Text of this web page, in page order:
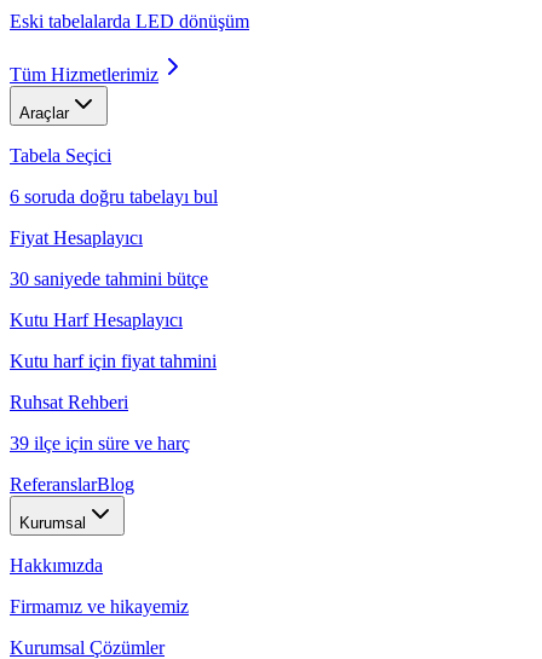
Eski tabelalarda LED dönüşüm
Tüm Hizmetlerimiz
Araçlar
Tabela Seçici
6 soruda doğru tabelayı bul
Fiyat Hesaplayıcı
30 saniyede tahmini bütçe
Kutu Harf Hesaplayıcı
Kutu harf için fiyat tahmini
Ruhsat Rehberi
39 ilçe için süre ve harç
ReferanslarBlog
Kurumsal
Hakkımızda
Firmamız ve hikayemiz
Kurumsal Çözümler